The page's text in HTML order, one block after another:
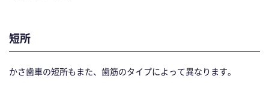
短所
かさ歯車の短所もまた、歯筋のタイプによって異なります。